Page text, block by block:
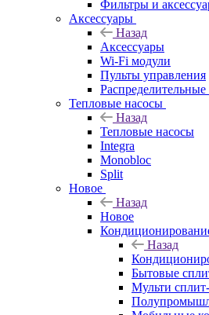
Фильтры и
Аксессуары
Назад
Аксессуары
Wi-Fi модули
Пульты управления
Распределительные
Тепловые насосы
Назад
Тепловые насосы
Integra
Monobloc
Split
Новое
Назад
Новое
Назад
Бытовые
Мульти